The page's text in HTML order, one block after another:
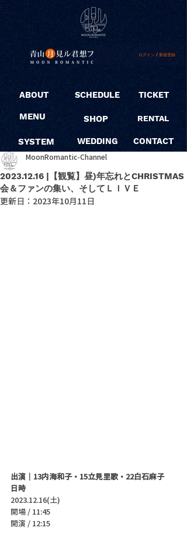
ログイン / 新規登録
ABOUT
MENU
SYSTEM
SCHEDULE
SHOP
WEDDING
TICKET
RENTAL
CONTACT
2023.12.16 |【観覧】昼)年忘れとCHRISTMAS
会＆ファンの集い、そしてＬＩＶＥ
MoonRomantic-Channel
更新日： 2023年10月11日
出演｜ 13内海和子・15立見里歌・22白石麻子
日時
2023.12.16(土)
開場 / 11:45
開演 / 12:15